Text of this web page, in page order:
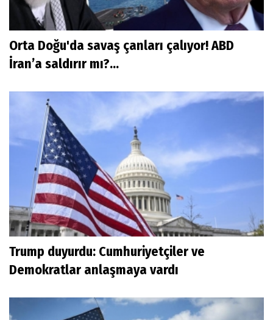
Orta Doğu'da savaş çanları çalıyor! ABD
İran’a saldırır mı?...
Trump duyurdu: Cumhuriyetçiler ve
Demokratlar anlaşmaya vardı